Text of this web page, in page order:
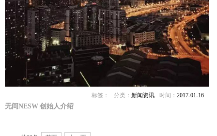
时间：2017-01-16
分类：新闻资讯
标签：
无间NESW|创始人介绍